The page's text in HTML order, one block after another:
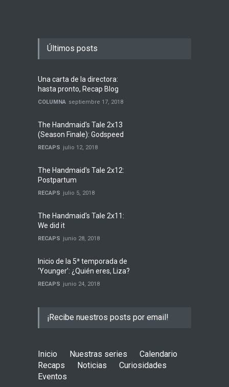
Últimos posts
Una carta de la directora:
hasta pronto, Recap Blog
COLUMNA septiembre 17, 2018
The Handmaid's Tale 2x13
(Season Finale): Godspeed
RECAPS julio 12, 2018
The Handmaid's Tale 2x12:
Postpartum
RECAPS julio 5, 2018
The Handmaid's Tale 2x11:
We did it
RECAPS junio 28, 2018
Inicio de la 5ª temporada de
‘Younger’: ¿Quién eres, Liza?
RECAPS junio 24, 2018
¡Recibe nuestros posts por email!
Inicio Nuestras series
Calendario
Recaps
Noticias
Curiosidades
Eventos